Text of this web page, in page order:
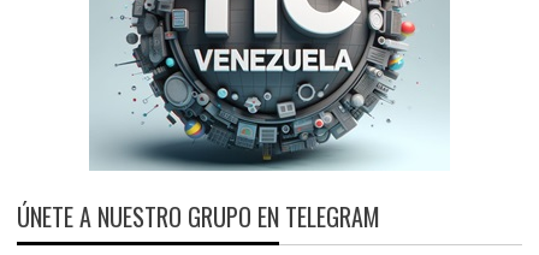
ÚNETE A NUESTRO GRUPO EN TELEGRAM